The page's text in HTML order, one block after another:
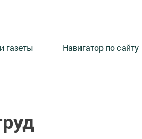
газеты Навигатор по сайту